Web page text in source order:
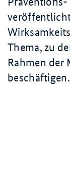
Thema, zu
Rahmen der
beschäftigen.